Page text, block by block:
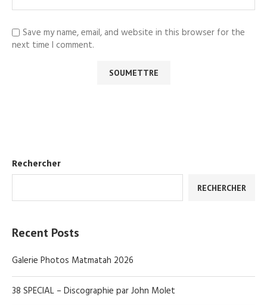
Save my name, email, and website in this browser for the
next time I comment.
Rechercher
RECHERCHER
Recent Posts
Galerie Photos Matmatah 2026
38 SPECIAL – Discographie par John Molet